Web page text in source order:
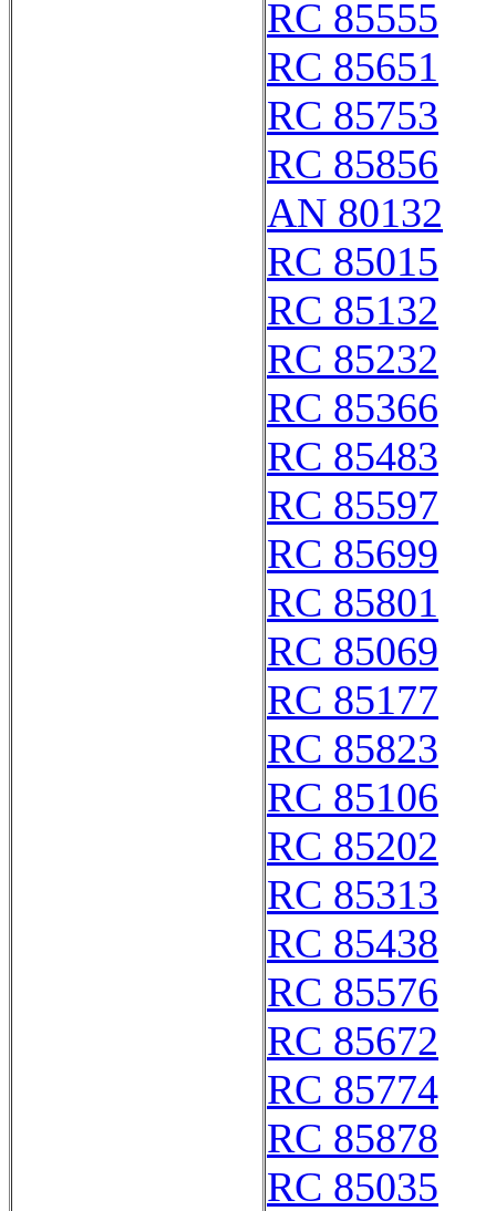
RC 85555
RC 85651
RC 85753
RC 85856
AN 80132
RC 85015
RC 85132
RC 85232
RC 85366
RC 85483
RC 85597
RC 85699
RC 85801
RC 85069
RC 85177
RC 85823
RC 85106
RC 85202
RC 85313
RC 85438
RC 85576
RC 85672
RC 85774
RC 85878
RC 85035